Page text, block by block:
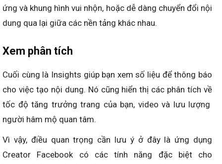
ứng và khung hình vui nhộn, hoặc dễ dàng chuyển đổi nội
dung qua lại giữa các nền tảng khác nhau.
Xem phân tích
Cuối cùng là Insights giúp bạn xem số liệu để thông báo
cho việc tạo nội dung. Nó cũng hiển thị các phân tích về
tốc độ tăng trưởng trang của bạn, video và lưu lượng
người hâm mộ quan tâm.
Vì vậy, điều quan trọng cần lưu ý ở đây là ứng dụng
Creator Facebook có các tính năng đặc biệt cho